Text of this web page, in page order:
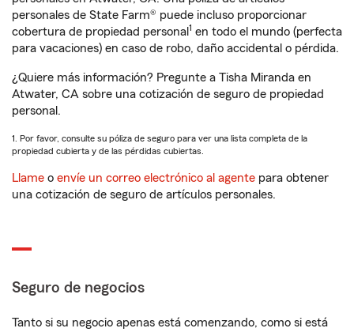
personales de State Farm® puede incluso proporcionar
cobertura de propiedad personal 1 en todo el mundo (perfecta
para vacaciones) en caso de robo, daño accidental o pérdida.
¿Quiere más información? Pregunte a Tisha Miranda en
Atwater, CA sobre una cotización de seguro de propiedad
personal.
1. Por favor, consulte su póliza de seguro para ver una lista completa de la
propiedad cubierta y de las pérdidas cubiertas.
Llame o envíe un correo electrónico al agente para obtener
una cotización de seguro de artículos personales.
Seguro de negocios
Tanto si su negocio apenas está comenzando, como si está